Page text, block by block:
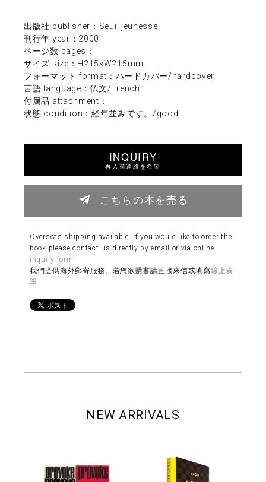
出版社 publisher：Seuil jeunesse
刊行年 year：2000
ページ数 pages：
サイズ size：H215×W215mm
フォーマット format：ハードカバー/hardcover
言語 language：仏文/French
付属品 attachment：
状態 condition：経年並みです。/good.
INQUIRY
再入荷連絡を希望
こちらの本を売る
Overseas shipping available. If you would like to order the
book please contact us directly by email or via online
inquiry form
我們提供海外郵寄服務。若您欲購書請直接來信或填寫線上表
單
NEW ARRIVALS